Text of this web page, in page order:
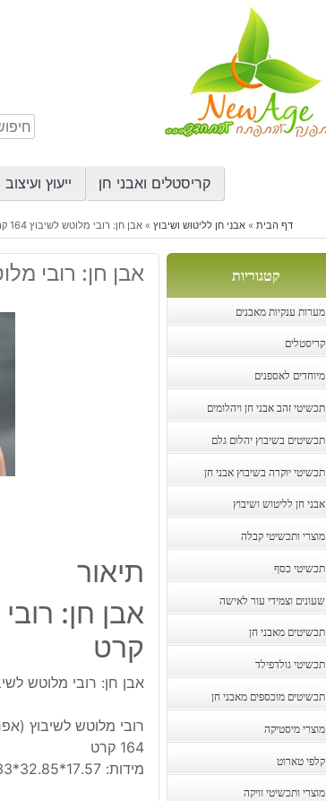
עבור:
קריסטלים ואבני חן ייעוץ
דף הבית »אבני חן לליטוש ושיבוץ »אבן חן: רובי מלוטש לשיבוץ 164 קרט
קטגוריות
מערות ענקיות מאבנים
קריסטלים
מיוחדים לאספנים
תכשיטי זהב אבני חן ויהלומים
תכשיטים בשיבוץ יהלום גלם
תכשיטי יוקרה בשיבוץ אבני חן
אבני חן לליטוש ושיבוץ
מוצרי ותכשיטי קבלה
תכשיטי כסף
שעונים וצמידי עור לאישה
תכשיטים מאבני חן
תכשיטי גולדפילד
תכשיטים מוכספים מאבני חן
מוצרי מיסטיקה
קלפי טארוט
מוצרי ותכשיטי וויקה
אבן חן: רובי מלוטש
תיאור
קרט
אבן חן: רובי מלוטש לשיבוץ
רובי מלוטש לשיבוץ
164 קרט
מידות: 17.57*32.85*33 מ"מ